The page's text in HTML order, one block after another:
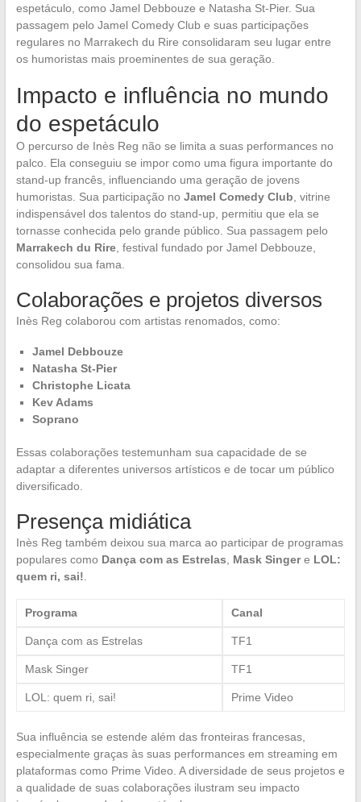
espetáculo, como Jamel Debbouze e Natasha St-Pier. Sua
passagem pelo Jamel Comedy Club e suas participações
regulares no Marrakech du Rire consolidaram seu lugar entre
os humoristas mais proeminentes de sua geração.
Impacto e influência no mundo
do espetáculo
O percurso de Inès Reg não se limita a suas performances no
palco. Ela conseguiu se impor como uma figura importante do
stand-up francês, influenciando uma geração de jovens
humoristas. Sua participação no Jamel Comedy Club , vitrine
indispensável dos talentos do stand-up, permitiu que ela se
tornasse conhecida pelo grande público. Sua passagem pelo
Marrakech du Rire, festival fundado por Jamel Debbouze,
consolidou sua fama.
Colaborações e projetos diversos
Inès Reg colaborou com artistas renomados, como:
Jamel Debbouze
Natasha St-Pier
Christophe Licata
Kev Adams
Soprano
Essas colaborações testemunham sua capacidade de se
adaptar a diferentes universos artísticos e de tocar um público
diversificado.
Presença midiática
Inès Reg também deixou sua marca ao participar de programas
populares como Dança com as Estrelas Mask Singere LOL:
quem ri, sai!
Programa Canal
Dança com as Estrelas TF1
Mask Singer TF1
LOL: quem ri, sai! Prime Video
Sua influência se estende além das fronteiras francesas,
especialmente graças às suas performances em streaming em
plataformas como Prime Video. A diversidade de seus projetos e
a qualidade de suas colaborações ilustram seu impacto